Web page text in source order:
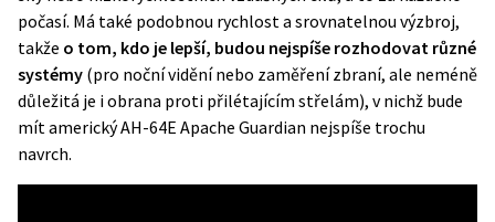
počasí. Má také podobnou rychlost a srovnatelnou výzbroj,
takže o tom, kdo je lepší, budou nejspíše rozhodovat různé
systémy (pro noční vidění nebo zaměření zbraní, ale neméně
důležitá je i obrana proti přilétajícím střelám), v nichž bude
mít americký AH-64E Apache Guardian nejspíše trochu
navrch.